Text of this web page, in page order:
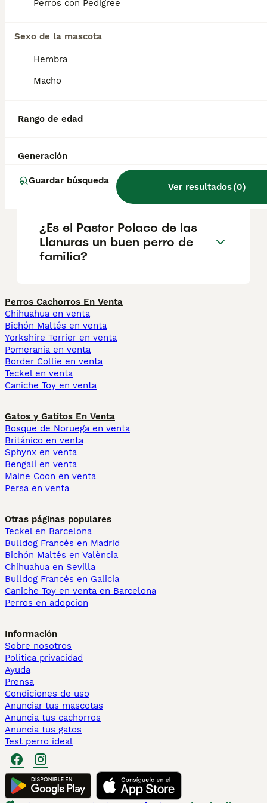
Perros con Pedigree
Sexo de la mascota
Hembra
Macho
Rango de edad
Generación
Guardar búsqueda
Ver resultados(0)
muy suave. El pelo casi le cubre los ojos y
bajas?
¿Cómo es el Pastor polaco
de las llanuras?
¿Es el Pastor Polaco de las
Llanuras un buen perro de
familia?
Perros Cachorros En Venta
Chihuahua en venta
Bichón Maltés en venta
Yorkshire Terrier en venta
Pomerania en venta
Border Collie en venta
Teckel en venta
Caniche Toy en venta
Gatos y Gatitos En Venta
Bosque de Noruega en venta
Británico en venta
Sphynx en venta
Bengalí en venta
Maine Coon en venta
Persa en venta
Otras páginas populares
Teckel en Barcelona
Bulldog Francés en Madrid
Bichón Maltés en València
Chihuahua en Sevilla
Bulldog Francés en Galicia
Caniche Toy en venta en Barcelona
Perros en adopcion
Información
Sobre nosotros
Politica privacidad
Ayuda
Prensa
Condiciones de uso
Anunciar tus mascotas
Anuncia tus cachorros
Anuncia tus gatos
Test perro ideal